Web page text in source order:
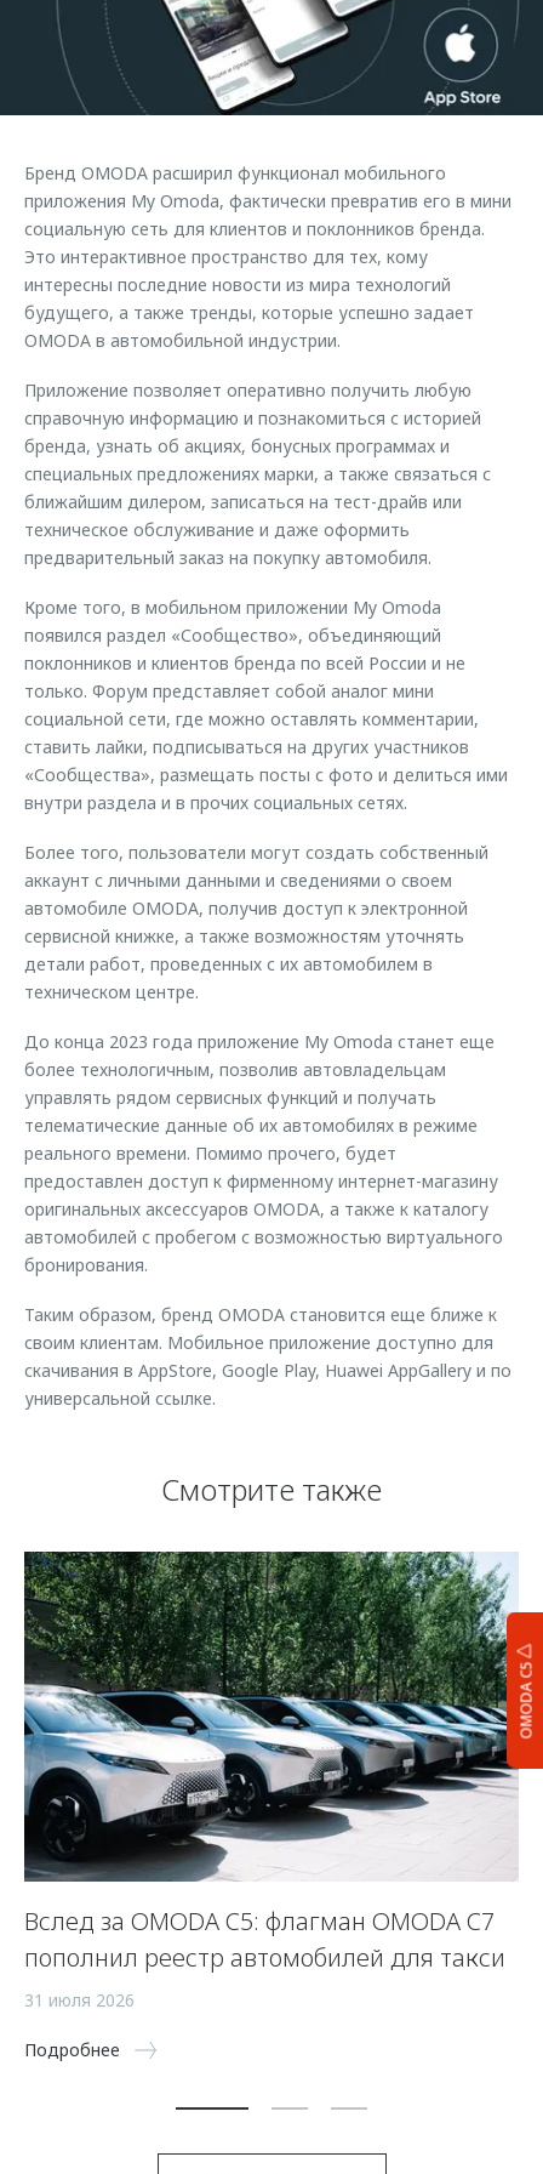
Страхование
Кредитный калькулятор
Аксессуары
Оригинальные аксессуары
Запчасти
Трейд-ин
Калькулятор трейд-ин
Клиентская поддержка
O&J Автоклуб
Клуб владельцев OMODA
Аксессуары
Одежда и сувениры
Оригинальные аксессуары
Запчасти
Обратная связь
OMODA C5
Бренд OMODA расширил функционал мобильного
приложения My Omoda, фактически превратив его в мини
социальную сеть для клиентов и поклонников бренда.
Это интерактивное пространство для тех, кому
интересны последние новости из мира технологий
будущего, а также тренды, которые успешно задает
OMODA в автомобильной индустрии.
Приложение позволяет оперативно получить любую
справочную информацию и познакомиться с историей
бренда, узнать об акциях, бонусных программах и
специальных предложениях марки, а также связаться с
ближайшим дилером, записаться на тест-драйв или
техническое обслуживание и даже оформить
предварительный заказ на покупку автомобиля.
Кроме того, в мобильном приложении My Omoda
появился раздел «Сообщество», объединяющий
поклонников и клиентов бренда по всей России и не
только. Форум представляет собой аналог мини
социальной сети, где можно оставлять комментарии,
ставить лайки, подписываться на других участников
«Сообщества», размещать посты с фото и делиться ими
внутри раздела и в прочих социальных сетях.
Более того, пользователи могут создать собственный
аккаунт с личными данными и сведениями о своем
автомобиле OMODA, получив доступ к электронной
сервисной книжке, а также возможностям уточнять
детали работ, проведенных с их автомобилем в
техническом центре.
До конца 2023 года приложение My Omoda станет еще
более технологичным, позволив автовладельцам
управлять рядом сервисных функций и получать
телематические данные об их автомобилях в режиме
реального времени. Помимо прочего, будет
предоставлен доступ к фирменному интернет-магазину
оригинальных аксессуаров OMODA, а также к каталогу
автомобилей с пробегом с возможностью виртуального
бронирования.
Таким образом, бренд OMODA становится еще ближе к
своим клиентам. Мобильное приложение доступно для
скачивания в AppStore, Google Play, Huawei AppGallery и по
универсальной ссылке.
Смотрите также
Вслед за OMODA C5: флагман OMODA C7
пополнил реестр автомобилей для такси
31 июля 2026
Подробнее